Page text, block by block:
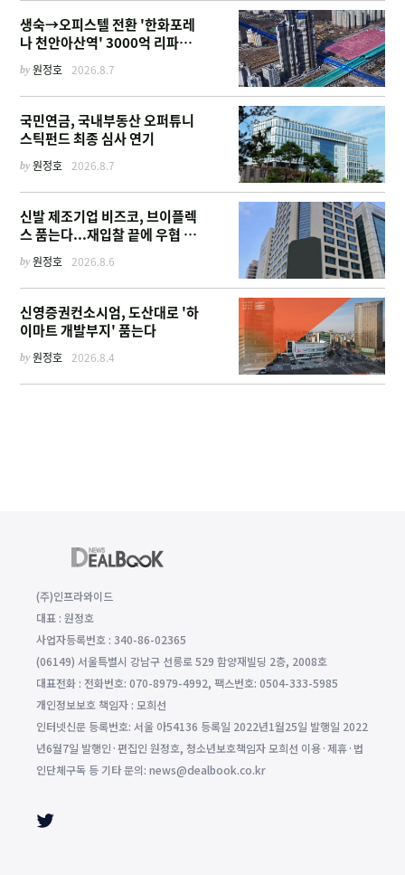
생숙→오피스텔 전환 '한화포레
나 천안아산역' 3000억 리파이
낸싱
by원정호 2026.8.7
국민연금, 국내부동산 오퍼튜니
스틱펀드 최종 심사 연기
by원정호 2026.8.7
신발 제조기업 비즈코, 브이플렉
스 품는다...재입찰 끝에 우협 선
정
by원정호 2026.8.6
신영증권컨소시엄, 도산대로 '하
이마트 개발부지' 품는다
by원정호 2026.8.4
(주)인프라와이드
대표 : 원정호
사업자등록번호 : 340-86-02365
(06149) 서울특별시 강남구 선릉로 529 함양재빌딩 2층, 2008호
대표전화 : 전화번호: 070-8979-4992, 팩스번호: 0504-333-5985
개인정보보호 책임자 : 모희선
인터넷신문 등록번호: 서울 아54136 등록일 2022년1월25일 발행일 2022
년6월7일 발행인·편집인 원정호, 청소년보호책임자 모희선 이용·제휴·법
인단체구독 등 기타 문의: news@dealbook.co.kr